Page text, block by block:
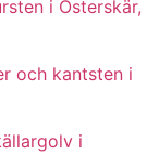
i Österskär,
och kantsten i
i